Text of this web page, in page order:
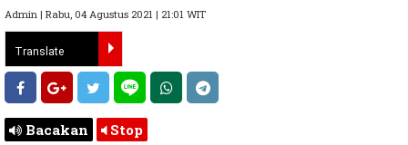
Admin | Rabu, 04 Agustus 2021 | 21:01 WIT
Bacakan Stop